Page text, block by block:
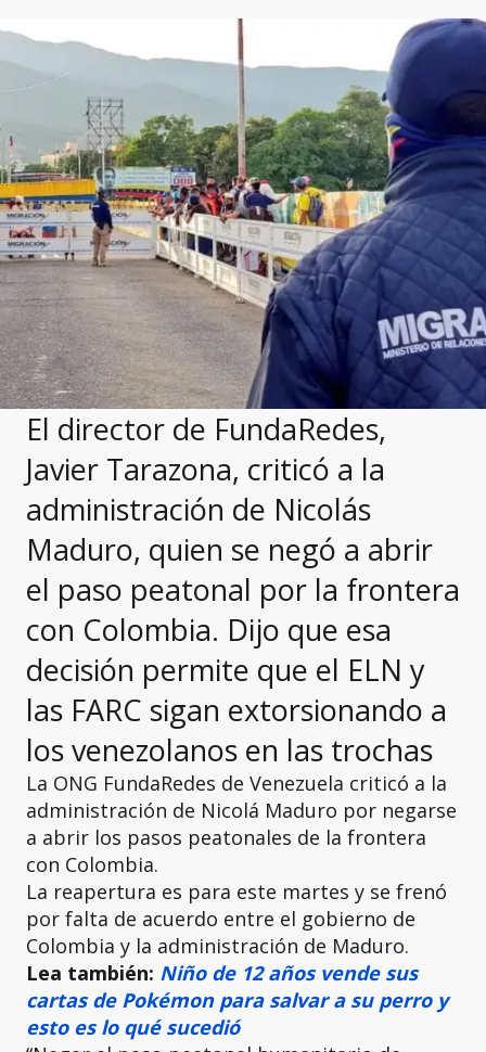
El director de FundaRedes,
Javier Tarazona, criticó a la
administración de Nicolás
Maduro, quien se negó a abrir
el paso peatonal por la frontera
con Colombia. Dijo que esa
decisión permite que el ELN y
las FARC sigan extorsionando a
los venezolanos en las trochas
La ONG FundaRedes de Venezuela criticó a la
administración de Nicolá Maduro por negarse
a abrir los pasos peatonales de la frontera
con Colombia.
La reapertura es para este martes y se frenó
por falta de acuerdo entre el gobierno de
Colombia y la administración de Maduro.
Lea también: Niño de 12 años vende sus
cartas de Pokémon para salvar a su perro y
esto es lo qué sucedió